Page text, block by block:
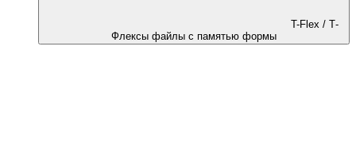
T-Flex / Т-
Флексы файлы с памятью формы